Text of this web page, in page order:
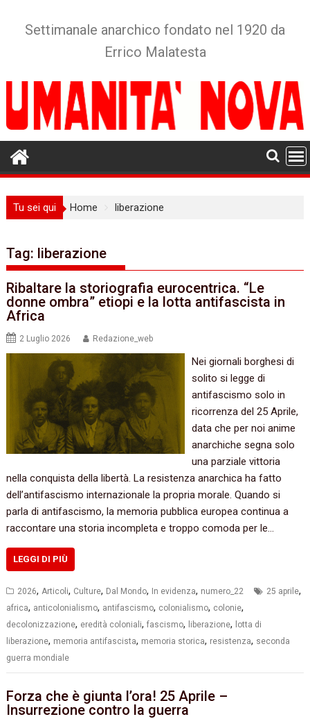
Settimanale anarchico fondato nel 1920 da
Errico Malatesta
Tu sei qui Home liberazione
Tag: liberazione
Ribaltare la storiografia eurocentrica. “Le
donne ombra” etiopi e la lotta antifascista in
Africa
2 Luglio 2026 Redazione_web
Nei giornali borghesi di
solito si legge di
antifascismo solo in
ricorrenza del 25 Aprile,
data che per noi anime
anarchiche segna solo
una parziale vittoria
nella conquista della libertà. La resistenza anarchica ha fatto
dell’antifascismo internazionale la propria morale. Quando si
parla di antifascismo, la memoria pubblica europea continua a
raccontare una storia incompleta e troppo comoda per le…
LEGGI DI PIÙ
2026,Articoli, Culture, Dal Mondo, In evidenza, numero_22 25 aprile,
africa, anticolonialismo, antifascismo, colonialismo, colonie,
decolonizzazione, eredità coloniali,fascismo, liberazione,
lotta di
liberazione, memoria antifascista, memoria storica, resistenza, seconda
guerra mondiale
Forza che è giunta l’ora! 25 Aprile –
Insurrezione contro la guerra